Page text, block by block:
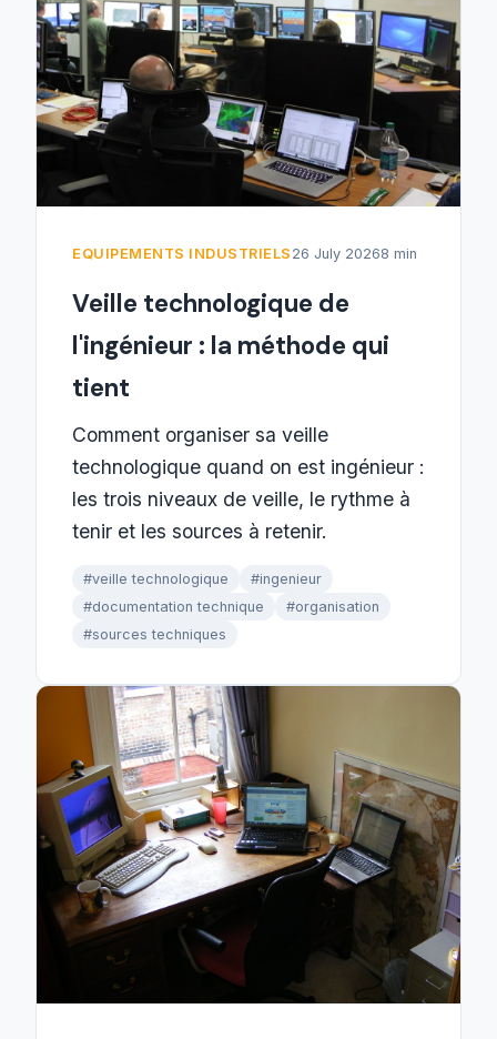
EQUIPEMENTS INDUSTRIELS 26 July 20268 min
Veille technologique de
l'ingénieur : la méthode qui
tient
Comment organiser sa veille
technologique quand on est ingénieur :
les trois niveaux de veille, le rythme à
tenir et les sources à retenir.
#veille technologique
#ingenieur
#documentation technique
#organisation
#sources techniques